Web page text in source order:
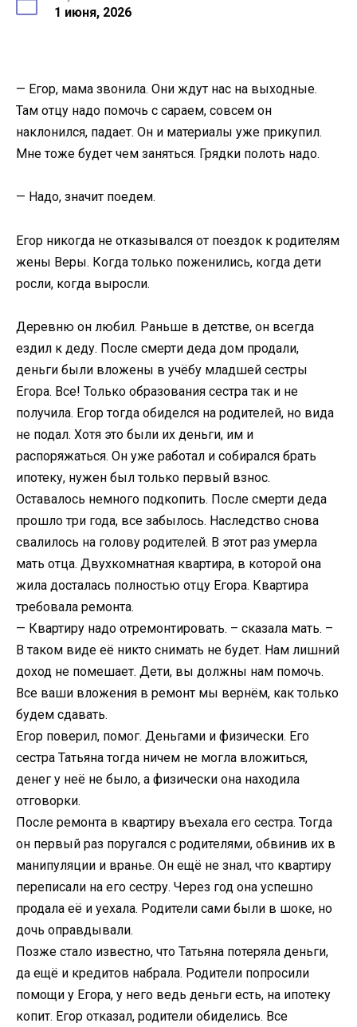
1 июня, 2026
— Егор, мама звонила. Они ждут нас на выходные.
Там отцу надо помочь с сараем, совсем он
наклонился, падает. Он и материалы уже прикупил.
Мне тоже будет чем заняться. Грядки полоть надо.
— Надо, значит поедем.
Егор никогда не отказывался от поездок к родителям
жены Веры. Когда только поженились, когда дети
росли, когда выросли.
Деревню он любил. Раньше в детстве, он всегда
ездил к деду. После смерти деда дом продали,
деньги были вложены в учёбу младшей сестры
Егора. Все! Только образования сестра так и не
получила. Егор тогда обиделся на родителей, но вида
не подал. Хотя это были их деньги, им и
распоряжаться. Он уже работал и собирался брать
ипотеку, нужен был только первый взнос.
Оставалось немного подкопить. После смерти деда
прошло три года, все забылось. Наследство снова
свалилось на голову родителей. В этот раз умерла
мать отца. Двухкомнатная квартира, в которой она
жила досталась полностью отцу Егора. Квартира
требовала ремонта.
— Квартиру надо отремонтировать. – сказала мать. –
В таком виде её никто снимать не будет. Нам лишний
доход не помешает. Дети, вы должны нам помочь.
Все ваши вложения в ремонт мы вернём, как только
будем сдавать.
Егор поверил, помог. Деньгами и физически. Его
сестра Татьяна тогда ничем не могла вложиться,
денег у неё не было, а физически она находила
отговорки.
После ремонта в квартиру въехала его сестра. Тогда
он первый раз поругался с родителями, обвинив их в
манипуляции и вранье. Он ещё не знал, что квартиру
переписали на его сестру. Через год она успешно
продала её и уехала. Родители сами были в шоке, но
дочь оправдывали.
Позже стало известно, что Татьяна потеряла деньги,
да ещё и кредитов набрала. Родители попросили
помощи у Егора, у него ведь деньги есть, на ипотеку
копит. Егор отказал, родители обиделись. Все